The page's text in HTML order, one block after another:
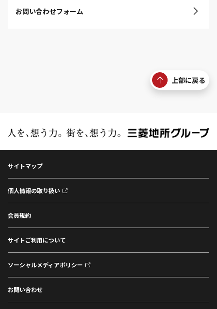
お問い合わせフォーム
上部に戻る
サイトマップ
個人情報の取り扱い
会員規約
サイトご利用について
ソーシャルメディアポリシー
お問い合わせ